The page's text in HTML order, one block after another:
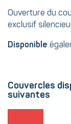
Ouverture du
exclusif
Disponible
Couvercles
suivantes